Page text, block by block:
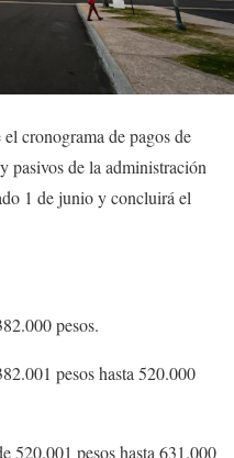
cronograma de pagos de
pasivos de la administración
1 de junio y concluirá el
pesos.
pesos hasta 520.000
520.001 pesos hasta 631.000